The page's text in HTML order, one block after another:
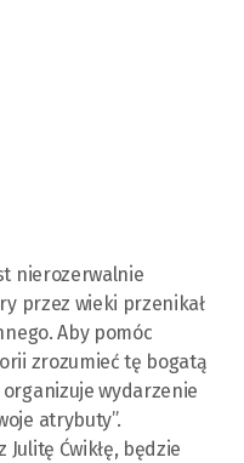
nierozerwalnie
przez wieki przenikał
Aby pomóc
zrozumieć tę bogatą
wydarzenie
atrybuty”.
Ćwikłę, będzie